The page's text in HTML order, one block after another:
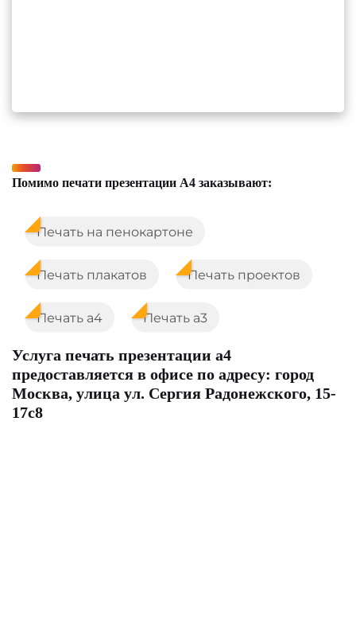
Помимо печати презентации А4 заказывают:
Печать на пенокартоне
Печать плакатов Печать проектов
Печать а4 Печать а3
Услуга печать презентации а4
предоставляется в офисе по адресу: город
Москва, улица ул. Сергия Радонежского, 15-
17с8